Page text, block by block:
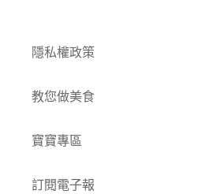
隱私權政策
教您做美食
寶寶專區
訂閱電子報